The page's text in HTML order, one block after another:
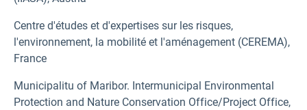
Centre d'études et d'expertises sur les risques,
l'environnement, la mobilité et l'aménagement (CEREMA),
France
Municipalitu of Maribor. Intermunicipal Environmental
Protection and Nature Conservation Office/Project Office,